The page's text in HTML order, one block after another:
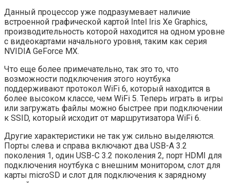
Данный процессор уже подразумевает наличие
встроенной графической картой Intel Iris Xe Graphics,
производительность которой находится на одном уровне
с видеокартами начального уровня, таким как серия
NVIDIA GeForce MX.
Что еще более примечательно, так это то, что
возможности подключения этого ноутбука
поддерживают протокол WiFi 6, который находится в
более высоком классе, чем WiFi 5. Теперь играть в игры
или загружать файлы можно быстрее при подключении
к SSID, который исходит от маршрутизатора WiFi 6.
Другие характеристики не так уж сильно выделяются.
Порты слева и справа включают два USB-A 3.2
поколения 1, один USB-C 3.2 поколения 2, порт HDMI для
подключения ноутбука с внешним монитором, слот для
карты microSD и слот для подключения к зарядному